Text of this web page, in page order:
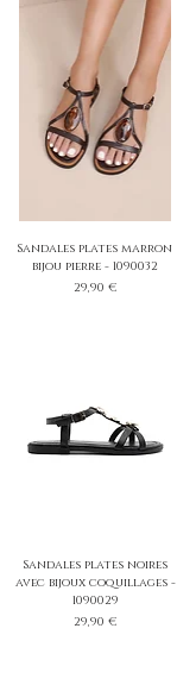
Sandales plates marron
bijou pierre - 1090032
Prix
29,90 €
Sandales plates noires
avec bijoux coquillages -
1090029
Prix
29,90 €